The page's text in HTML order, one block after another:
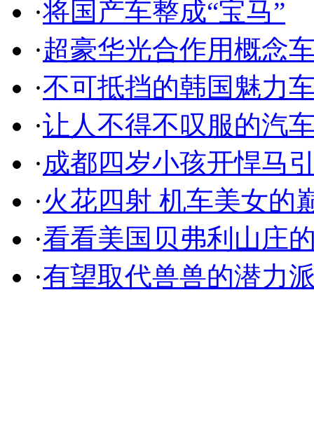
·将国产车整成“宝马”
·超豪华光合作用概念
·不可抵挡的韩国魅力
·让人不得不叹服的汽
·成都四岁小孩开悍马
·火花四射 机车美女的
·看看美国贝弗利山庄
·有望取代兽兽的潜力